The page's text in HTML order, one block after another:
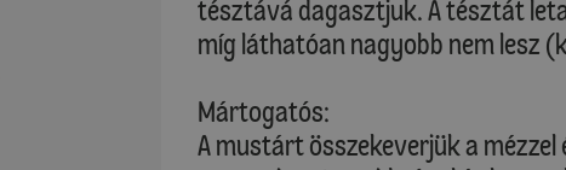
tésztává dagasztjuk. A tésztát
míg láthatóan nagyobb nem lesz
Mártogatós:
A mustárt összekeverjük a